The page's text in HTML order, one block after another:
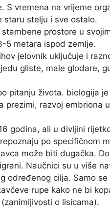
S vremena na vrijeme
staru stelju i sve ostalo.
prostore u
5 metara ispod zemlje.
jelovnik uključuje i
gliste, male glodare,
pitanju života. biologija je
prezimi, razvoj embriona
godina, ali u divljini
po specifičnom
može biti dugačka.
Naučnici su u više
određenog cilja. Samo
rupe kako ne bi
o lisicama).